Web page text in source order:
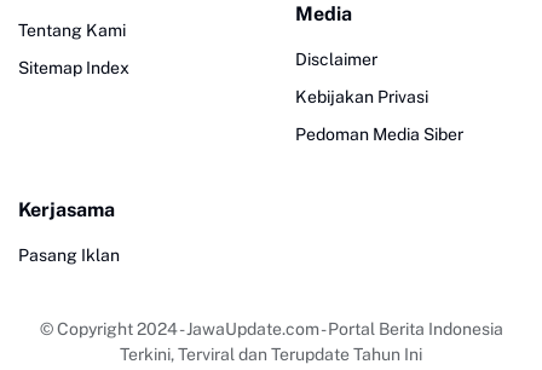
Tentang Kami
Sitemap Index
Media
Disclaimer
Kebijakan Privasi
Pedoman Media Siber
Kerjasama
Pasang Iklan
© Copyright 2024-JawaUpdate.com - Portal Berita Indonesia
Terkini, Terviral dan Terupdate Tahun Ini